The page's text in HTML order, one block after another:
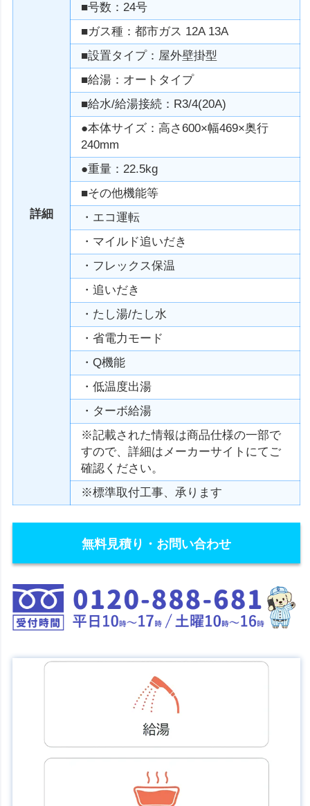
詳細
■号数：24号
■ガス種：都市ガス 12A 13A
■設置タイプ：屋外壁掛型
■給湯：オートタイプ
■給水/給湯接続：R3/4(20A)
●本体サイズ：高さ600×幅469×奥行
240mm
●重量：22.5kg
■その他機能等
・エコ運転
・マイルド追いだき
・フレックス保温
・追いだき
・たし湯/たし水
・省電力モード
・Q機能
・低温度出湯
・ターボ給湯
※記載された情報は商品仕様の一部で
すので、詳細はメーカーサイトにてご
確認ください。
※標準取付工事、承ります
無料見積り・お問い合わせ